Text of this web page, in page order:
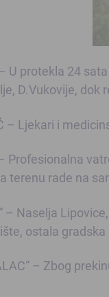
U protekla 24
D.Vukovije,
– Ljekari i
Profesionalna
terenu rade na
– Naselja
ostala
– Zbog